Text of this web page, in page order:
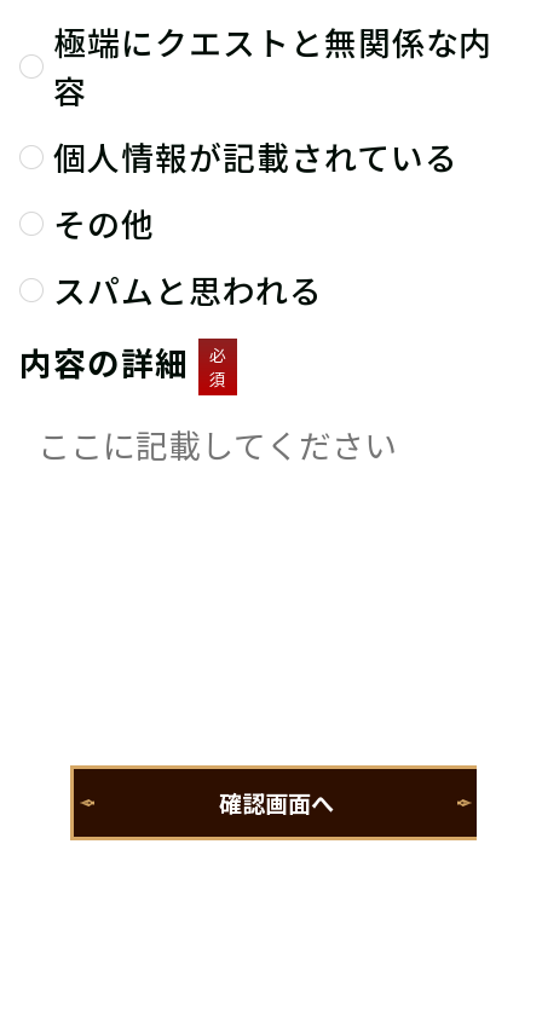
極端にクエストと無関係な内
容
個人情報が記載されている
その他
スパムと思われる
内容の詳細
必
須